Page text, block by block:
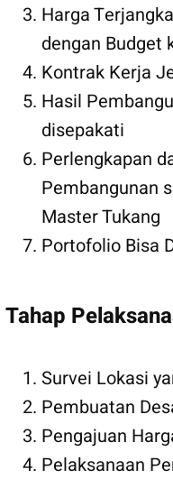
Harga
dengan Budget
Kontrak Kerja
Hasil
disepakati
Perlengkapan
Pembangunan
Master Tukang
Portofolio Bisa
Tahap
Survei Lokasi
Pembuatan
Pengajuan
Pelaksanaan